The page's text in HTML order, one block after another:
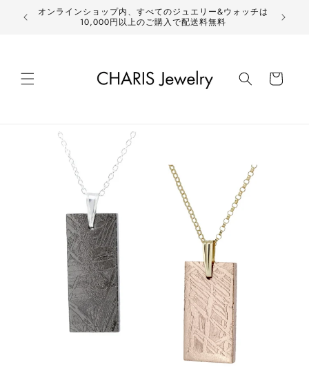
ンツにオンラインショップ内、すべてのジュエリー&ウォッチは
10,000円以上のご購入で配送料無料
ー